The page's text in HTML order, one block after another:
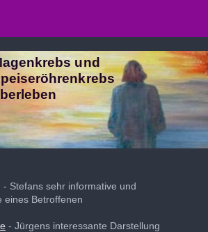
und
- Stefans sehr informative und
eines Betroffenen
- Jürgens interessante Darstellung